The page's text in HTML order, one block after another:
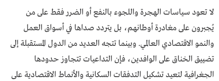
لا تعود سياسات الهجرة واللجوء بالنفع أو الضرر فقط على من
يُجبرون على مغادرة أوطانهم، بل يتردد صداها في أسواق العمل
والنمو الاقتصادي العالمي. وبينما تتجه العديد من الدول المستقبلة إلى
تضييق الخناق على الوافدين، فإن التداعيات تتجاوز حدودها
الجغرافية لتعيد تشكيل التدفقات السكانية والأنماط الاقتصادية على